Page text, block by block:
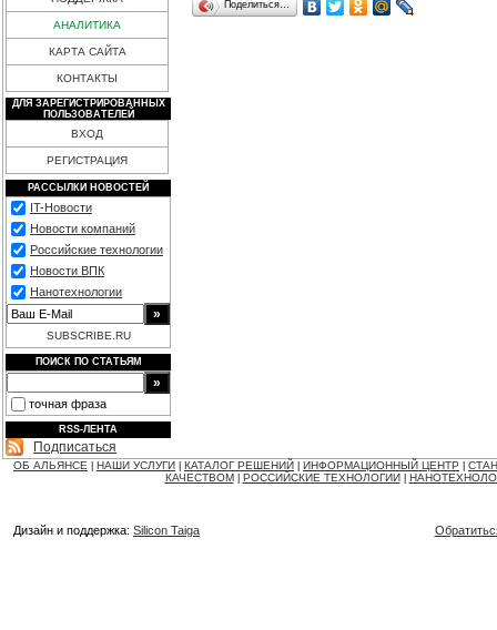
АНАЛИТИКА
КАРТА САЙТА
КОНТАКТЫ
ДЛЯ ЗАРЕГИСТРИРОВАННЫХ
ПОЛЬЗОВАТЕЛЕЙ
ВХОД
РЕГИСТРАЦИЯ
РАССЫЛКИ НОВОСТЕЙ
IT-Новости
Новости компаний
Российские технологии
Новости ВПК
Нанотехнологии
SUBSCRIBE.RU
ПОИСК ПО СТАТЬЯМ
точная фраза
RSS-ЛЕНТА
Подписаться
Поделиться…
ОБ АЛЬЯНСЕ НАШИ УСЛУГИ КАТАЛОГ РЕШЕНИЙ ИНФОРМАЦИОННЫЙ ЦЕНТР
КАЧЕСТВОМ
РОССИЙСКИЕ ТЕХНОЛОГИИ
Дизайн и поддержка: Silicon Taiga